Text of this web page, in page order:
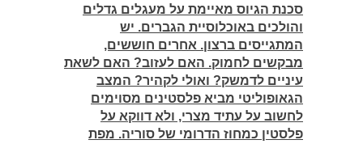
סכנת הגיוס מאיימת על מעגלים גדלים
והולכים באוכלוסיית הגברים. יש
המתגייסים ברצון. אחרים חוששים,
מבקשים לחמוק. האם לעזוב? האם לשאת
עיניים לדמשק? ואולי לקהיר? המצב
הגאופוליטי מביא פלסטינים מסוימים
לחשוב על עתיד מצרי, ולא דווקא על
פלסטין כמחוז הדרומי של סוריה. מפת